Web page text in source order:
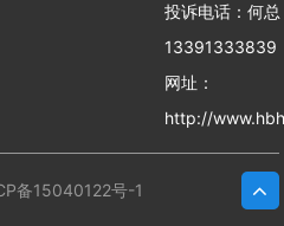
投诉电话：何总
13391333839
网址：
http://
备15040122号-1